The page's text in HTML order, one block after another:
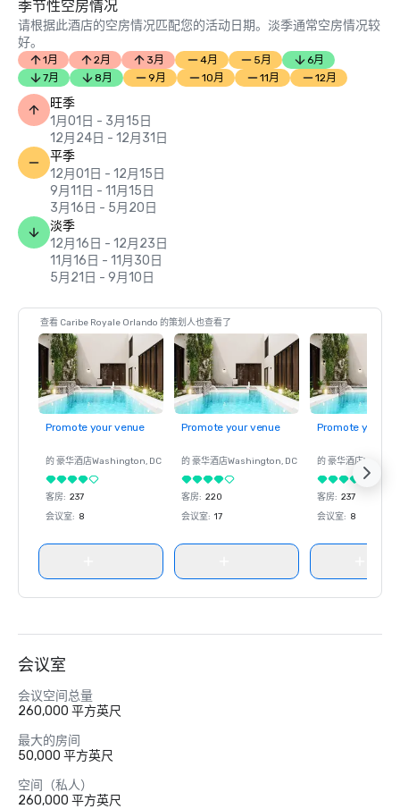
季节性空房情况
请根据此酒店的空房情况匹配您的活动日期。淡季通常空房情况较
好。
1月 2月 3月 4月 5月
6月
7月
8月 9月 10月 11月 12月
旺季
1月01日 - 3月15日
12月24日 - 12月31日
平季
12月01日 - 12月15日
9月11日 - 11月15日
3月16日 - 5月20日
淡季
12月16日 - 12月23日
11月16日 - 11月30日
5月21日 - 9月10日
查看 Caribe Royale Orlando 的策划人也查看了
Promote your venue
的 豪华酒店Washington, DC
客房: 237
会议室: 8
Promote your venue
的 豪华酒店Washington, DC
客房: 220
会议室: 17
Promote your
的 豪华酒店
客房: 237
会议室: 8
会议室
会议空间总量
260,000 平方英尺
最大的房间
50,000 平方英尺
空间（私人）
260,000 平方英尺